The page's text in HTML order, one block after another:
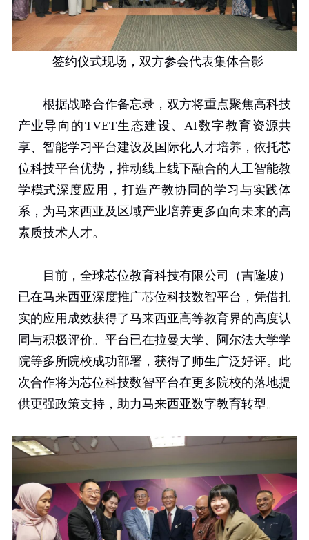
签约仪式现场，双方参会代表集体合影
根据战略合作备忘录，双方将重点聚焦高科技
产业导向的TVET生态建设、AI数字教育资源共
享、智能学习平台建设及国际化人才培养，依托芯
位科技平台优势，推动线上线下融合的人工智能教
学模式深度应用，打造产教协同的学习与实践体
系，为马来西亚及区域产业培养更多面向未来的高
素质技术人才。
目前，全球芯位教育科技有限公司（吉隆坡）
已在马来西亚深度推广芯位科技数智平台，凭借扎
实的应用成效获得了马来西亚高等教育界的高度认
同与积极评价。平台已在拉曼大学、阿尔法大学学
院等多所院校成功部署，获得了师生广泛好评。此
次合作将为芯位科技数智平台在更多院校的落地提
供更强政策支持，助力马来西亚数字教育转型。